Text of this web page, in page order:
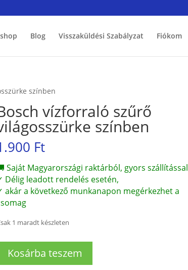
Blog Visszaküldési Szabályzat Fiókom
színben
vízforraló szűrő
színben
Ft
Saját Magyarországi raktárból, gyors szállítással
Délig leadott rendelés esetén,
akár a következő munkanapon megérkezhet a
1 maradt készleten
vízforraló
Kosárba teszem